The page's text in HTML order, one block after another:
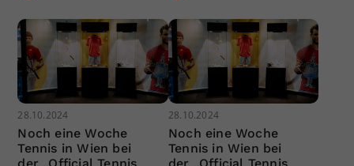
28.10.2024
Noch eine Woche
Tennis in Wien bei
28.10.2024
Noch eine Woche
Tennis in Wien bei